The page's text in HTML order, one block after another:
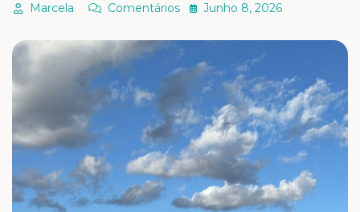
Junho 8, 2026
Marcela Comentários